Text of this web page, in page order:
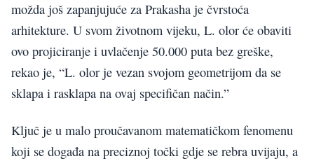
možda još zapanjujuće za Prakasha je čvrstoća
arhitekture. U svom životnom vijeku, L. olor će obaviti
ovo projiciranje i uvlačenje 50.000 puta bez greške,
rekao je, “L. olor je vezan svojom geometrijom da se
sklapa i rasklapa na ovaj specifičan način.”
Ključ je u malo proučavanom matematičkom fenomenu
koji se događa na preciznoj točki gdje se rebra uvijaju, a